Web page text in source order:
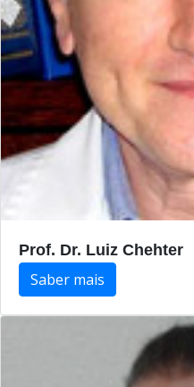
Prof. Dr. Luiz Chehter
Saber mais